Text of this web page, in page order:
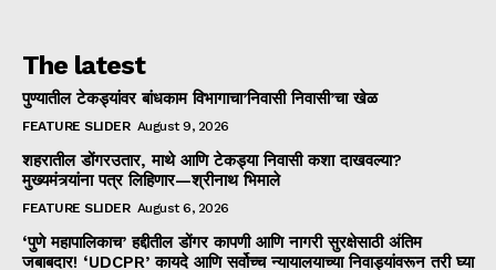
The latest
पुण्यातील टेकड्यांवर बांधकाम विभागाचा’निवासी निवासी’चा खेळ
FEATURE SLIDER August 9, 2026
शहरातील डोंगरउतार, माथे आणि टेकड्या निवासी कशा दाखवल्या?
मुख्यमंत्र्यांना पत्र लिहिणार—श्रीनाथ भिमाले
FEATURE SLIDER August 6, 2026
‘पुणे महापालिकाच’ हद्दीतील डोंगर कापणी आणि नागरी सुरक्षेसाठी अंतिम
जबाबदार! ‘UDCPR’ कायदे आणि सर्वोच्च न्यायालयाच्या निवाड्यांवरून तरी घ्या